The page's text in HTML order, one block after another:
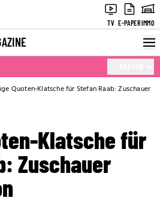
TV E-PAPERIMMO
Quoten-Klatsche für Stefan Raab: Zuschauer
Klatsche für
Zuschauer